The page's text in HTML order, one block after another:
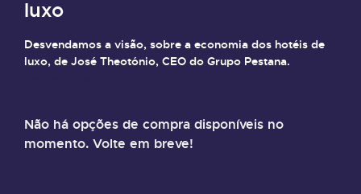
luxo
Desvendamos a visão, sobre a economia dos hotéis de
luxo, de José Theotónio, CEO do Grupo Pestana.
Não há opções de compra disponíveis no
momento. Volte em breve!